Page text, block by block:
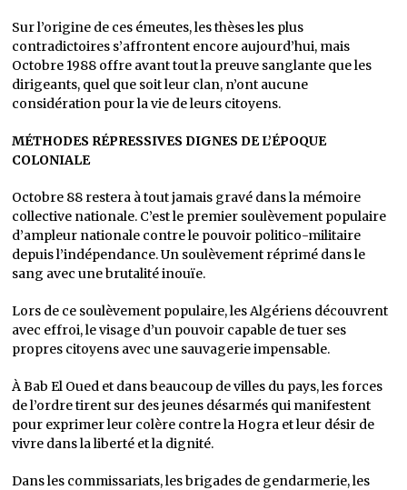
Sur l’origine de ces émeutes, les thèses les plus
contradictoires s’affrontent encore aujourd’hui, mais
Octobre 1988 offre avant tout la preuve sanglante que les
dirigeants, quel que soit leur clan, n’ont aucune
considération pour la vie de leurs citoyens.
MÉTHODES RÉPRESSIVES DIGNES DE L’ÉPOQUE
COLONIALE
Octobre 88 restera à tout jamais gravé dans la mémoire
collective nationale. C’est le premier soulèvement populaire
d’ampleur nationale contre le pouvoir politico-militaire
depuis l’indépendance. Un soulèvement réprimé dans le
sang avec une brutalité inouïe.
Lors de ce soulèvement populaire, les Algériens découvrent
avec effroi, le visage d’un pouvoir capable de tuer ses
propres citoyens avec une sauvagerie impensable.
À Bab El Oued et dans beaucoup de villes du pays, les forces
de l’ordre tirent sur des jeunes désarmés qui manifestent
pour exprimer leur colère contre la Hogra et leur désir de
vivre dans la liberté et la dignité.
Dans les commissariats, les brigades de gendarmerie, les